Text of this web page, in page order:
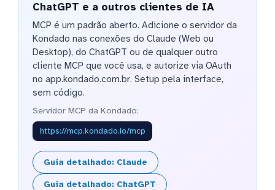
ChatGPT e a outros clientes de IA
MCP é um padrão aberto. Adicione o servidor da
Kondado nas conexões do Claude (Web ou
Desktop), do ChatGPT ou de qualquer outro
cliente MCP que você usa, e autorize via OAuth
no app.kondado.com.br. Setup pela interface,
sem código.
Servidor MCP da Kondado:
https://mcp.kondado.io/mcp
Guia detalhado: Claude
Guia detalhado: ChatGPT